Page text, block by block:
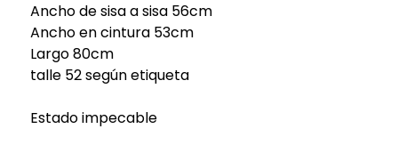
Ancho de sisa a sisa 56cm
Ancho en cintura 53cm
Largo 80cm
talle 52 según etiqueta
Estado impecable